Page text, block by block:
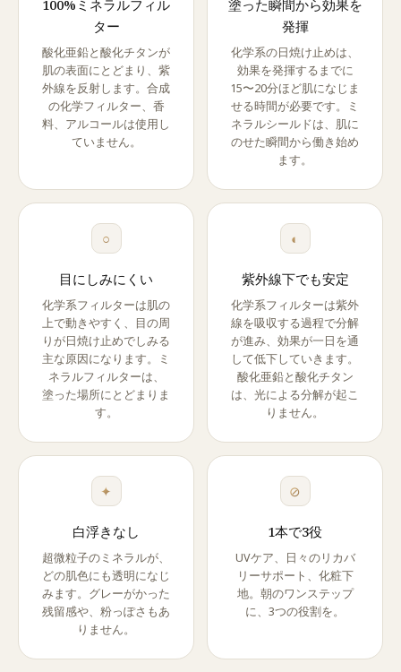
100%ミネラルフィル
ター
酸化亜鉛と酸化チタンが
肌の表面にとどまり、紫
外線を反射します。合成
の化学フィルター、香
料、アルコールは使用し
ていません。
塗った瞬間から効果を
発揮
化学系の日焼け止めは、
効果を発揮するまでに
15〜20分ほど肌になじま
せる時間が必要です。ミ
ネラルシールドは、肌に
のせた瞬間から働き始め
ます。
○
目にしみにくい
化学系フィルターは肌の
上で動きやすく、目の周
りが日焼け止めでしみる
主な原因になります。ミ
ネラルフィルターは、
塗った場所にとどまりま
す。
◐
紫外線下でも安定
化学系フィルターは紫外
線を吸収する過程で分解
が進み、効果が一日を通
して低下していきます。
酸化亜鉛と酸化チタン
は、光による分解が起こ
りません。
✦
白浮きなし
超微粒子のミネラルが、
どの肌色にも透明になじ
みます。グレーがかった
残留感や、粉っぽさもあ
りません。
⊘
1本で3役
UVケア、日々のリカバ
リーサポート、化粧下
地。朝のワンステップ
に、3つの役割を。